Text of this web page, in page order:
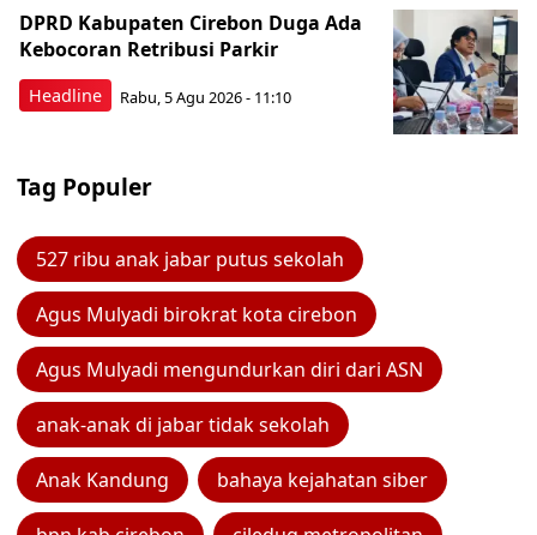
Headline
DPRD Kabupaten Cirebon Duga Ada
Kebocoran Retribusi Parkir
Rabu, 5 Agu 2026 - 11:10
Tag Populer
527 ribu anak jabar putus sekolah
Agus Mulyadi birokrat kota cirebon
Agus Mulyadi mengundurkan diri dari ASN
anak-anak di jabar tidak sekolah
Anak Kandung bahaya kejahatan siber